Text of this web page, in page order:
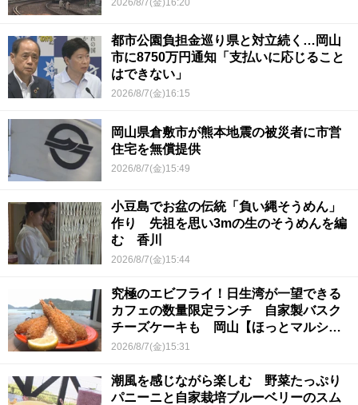
都市公園負担金巡り県と対立続く…岡山
市に8750万円通知「支払いに応じること
はできない」
2026/8/7(金)16:15
岡山県倉敷市が熊本地震の被災者に市営
住宅を無償提供
2026/8/7(金)15:49
小豆島でお盆の伝統「負い縄そうめん」
作り 先祖を思い3mの生のそうめんを編
む 香川
2026/8/7(金)15:44
究極のエビフライ！日生湾が一望できる
カフェの数量限定ランチ 自家製バスク
チーズケーキも 岡山【ほっとマルシ
ェ】
2026/8/7(金)15:31
潮風を感じながら楽しむ 野菜たっぷり
パニーニと自家栽培ブルーベリーのスム